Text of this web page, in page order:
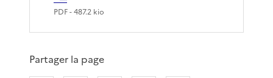
PDF- 487.2 kio
Partager la page